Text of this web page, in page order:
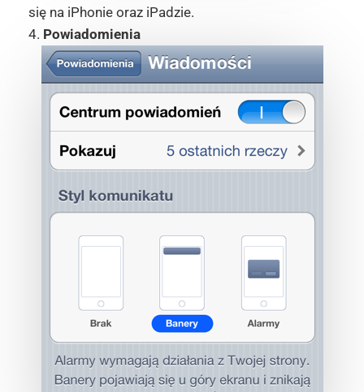
się na iPhonie oraz iPadzie.
4. Powiadomienia